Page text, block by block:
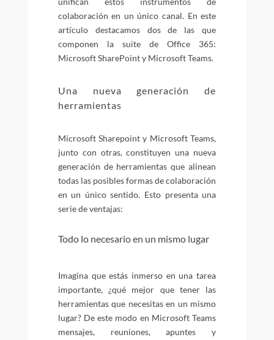
colaboración en un único canal. En este
artículo destacamos dos de las que
componen la suite de Office 365:
Microsoft SharePoint y Microsoft Teams.
Una nueva generación de
herramientas
Microsoft Sharepoint y Microsoft Teams,
junto con otras, constituyen una nueva
generación de herramientas que alinean
todas las posibles formas de colaboración
en un único sentido. Esto presenta una
serie de ventajas:
Todo lo necesario en un mismo lugar
Imagina que estás inmerso en una tarea
importante, ¿qué mejor que tener las
herramientas que necesitas en un mismo
lugar? De este modo en Microsoft Teams
mensajes, reuniones, apuntes y